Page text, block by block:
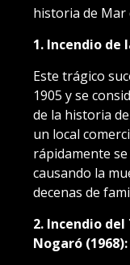
historia de Mar
1. Incendio de
Este trágico
1905 y se
de la historia
un local
rápidamente
causando la
decenas de
2. Incendio
Nogaró (1968):